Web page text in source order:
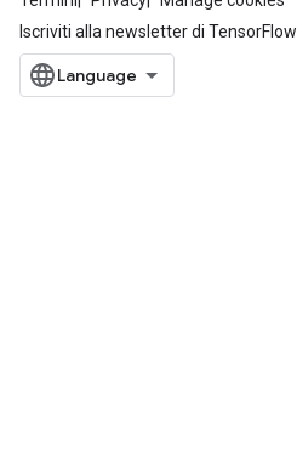
Iscriviti alla newsletter di TensorFlow